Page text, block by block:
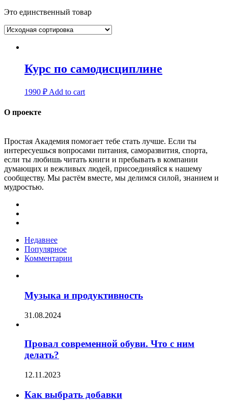
Это единственный товар
Курс по самодисциплине
1990 ₽ Add to cart
О проекте
Простая Академия помогает тебе стать лучше. Если ты
интересуешься вопросами питания, саморазвития, спорта,
если ты любишь читать книги и пребывать в компании
думающих и вежливых людей, присоединяйся к нашему
сообществу. Мы растём вместе, мы делимся силой, знанием и
мудростью.
Недавнее
Популярное
Комментарии
Музыка и продуктивность
31.08.2024
Провал современной обуви. Что с ним
делать?
12.11.2023
Как выбрать добавки